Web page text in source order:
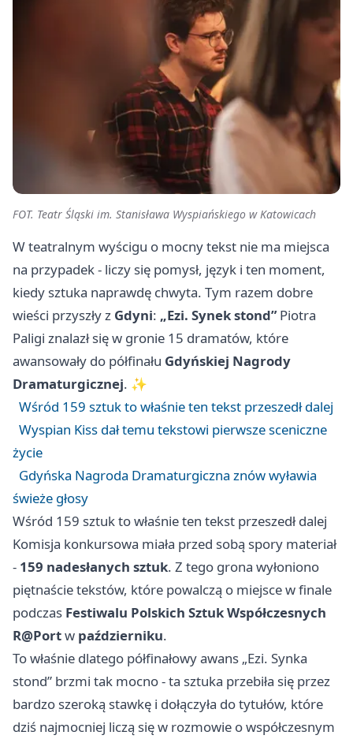
FOT. Teatr Śląski im. Stanisława Wyspiańskiego w Katowicach
W teatralnym wyścigu o mocny tekst nie ma miejsca
na przypadek - liczy się pomysł, język i ten moment,
kiedy sztuka naprawdę chwyta. Tym razem dobre
wieści przyszły z Gdyni: „Ezi. Synek stond”Piotra
Paligi znalazł się w gronie 15 dramatów, które
awansowały do półfinału Gdyńskiej Nagrody
Dramaturgicznej. ✨
Wśród 159 sztuk to właśnie ten tekst przeszedł dalej
Wyspian Kiss dał temu tekstowi pierwsze sceniczne
życie
Gdyńska Nagroda Dramaturgiczna znów wyławia
świeże głosy
Wśród 159 sztuk to właśnie ten tekst przeszedł dalej
Komisja konkursowa miała przed sobą spory materiał
- 159 nadesłanych sztuk. Z tego grona wyłoniono
piętnaście tekstów, które powalczą o miejsce w finale
podczas Festiwalu Polskich Sztuk Współczesnych
R@Portw październiku.
To właśnie dlatego półfinałowy awans „Ezi. Synka
stond” brzmi tak mocno - ta sztuka przebiła się przez
bardzo szeroką stawkę i dołączyła do tytułów, które
dziś najmocniej liczą się w rozmowie o współczesnym